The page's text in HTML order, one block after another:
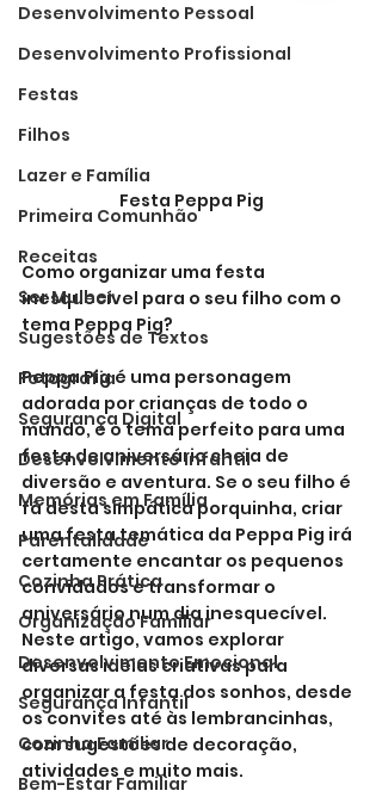
Desenvolvimento Pessoal
Desenvolvimento Profissional
Festas
Filhos
Lazer e Família
Primeira Comunhão
Receitas
Ser Mulher
Sugestões de Textos
Fotografia
Segurança Digital
Desenvolvimento Infantil
Memórias em Família
Parentalidade
Cozinha Prática
Organização Familiar
Desenvolvimento Emocional
Segurança Infantil
Cozinha Familiar
Bem-Estar Familiar
Festa Peppa Pig
Como organizar uma festa
inesquecível para o seu filho com o
tema Peppa Pig?
Peppa Pig é uma personagem
adorada por crianças de todo o
mundo, e o tema perfeito para uma
festa de aniversário cheia de
diversão e aventura. Se o seu filho é
fã desta simpática porquinha, criar
uma festa temática da Peppa Pig irá
certamente encantar os pequenos
convidados e transformar o
aniversário num dia inesquecível.
Neste artigo, vamos explorar
diversas ideias criativas para
organizar a festa dos sonhos, desde
os convites até às lembrancinhas,
com sugestões de decoração,
atividades e muito mais.